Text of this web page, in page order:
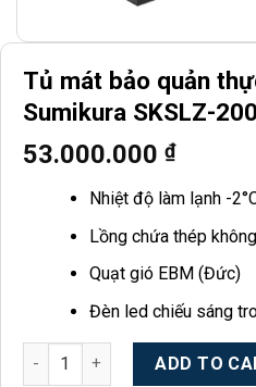
Tủ mát bảo quản
Sumikura SKSLZ-
53.000.000 ₫
Nhiệt độ làm lạnh -
Lồng chứa thép
Quạt gió EBM (Đức)
Đèn led chiếu sáng
Tủ mát bảo quản thực phẩm
ADD TO